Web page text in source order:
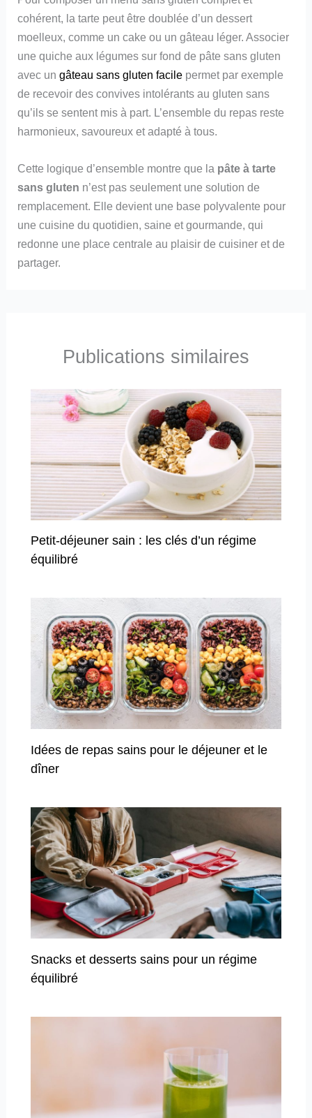
cohérent, la tarte peut être doublée d’un dessert
moelleux, comme un cake ou un gâteau léger. Associer
une quiche aux légumes sur fond de pâte sans gluten
avec ungâteau sans gluten facile permet par exemple
de recevoir des convives intolérants au gluten sans
qu’ils se sentent mis à part. L’ensemble du repas reste
harmonieux, savoureux et adapté à tous.
Cette logique d’ensemble montre que la pâte à tarte
sans gluten n’est pas seulement une solution de
remplacement. Elle devient une base polyvalente pour
une cuisine du quotidien, saine et gourmande, qui
redonne une place centrale au plaisir de cuisiner et de
partager.
Publications similaires
Petit-déjeuner sain : les clés d’un régime
équilibré
Idées de repas sains pour le déjeuner et le
dîner
Snacks et desserts sains pour un régime
équilibré